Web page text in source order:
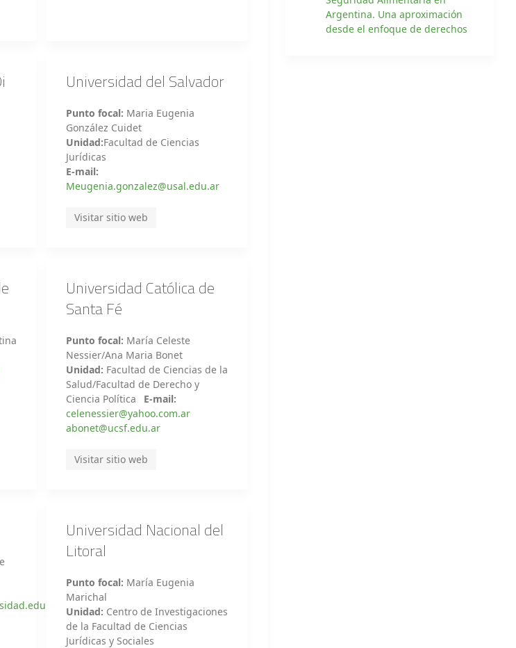
Universidad del Salvador
Punto focal: Maria Eugenia
González Cuidet
Unidad:Facultad de Ciencias
Jurídicas
E-mail:
Meugenia.gonzalez@usal.edu.ar
Visitar sitio web
Universidad Católica de
Santa Fé
Punto focal: María Celeste
Nessier/Ana Maria Bonet
Unidad: Facultad de Ciencias de la
Salud/Facultad de Derecho y
Ciencia Política E-mail:
celenessier@yahoo.com.ar
abonet@ucsf.edu.ar
Visitar sitio web
Universidad Nacional del
Litoral
Punto focal: María Eugenia
Marichal
Unidad: Centro de Investigaciones
de la Facultad de Ciencias
Jurídicas y Sociales
Argentina. Una aproximación
desde el enfoque de derechos